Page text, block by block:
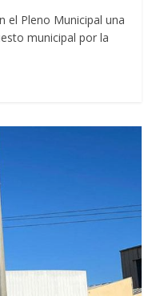
el Pleno Municipal una
municipal por la